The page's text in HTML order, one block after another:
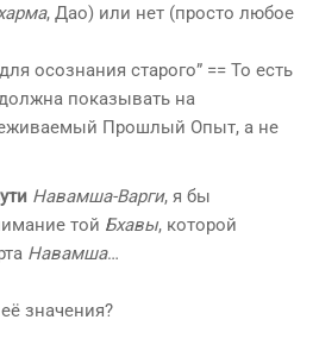
, Дао) или нет (просто любое
осознания старого” == То есть
показывать на
Прошлый Опыт, а не
Навамша-Варги, я бы
той Бхавы, которой
Навамша…
значения?